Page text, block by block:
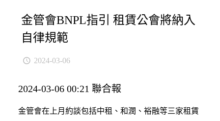
金管會BNPL指引 租賃公會將納入
自律規範
2024-03-06
2024-03-06 00:21 聯合報
金管會在上月約談包括中租、和潤、裕融等三家租賃